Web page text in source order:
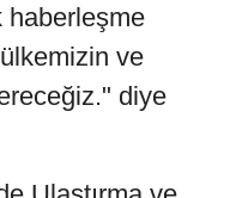
haberleşme
ve
diye